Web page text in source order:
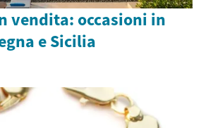
vendita: occasioni in
e Sicilia